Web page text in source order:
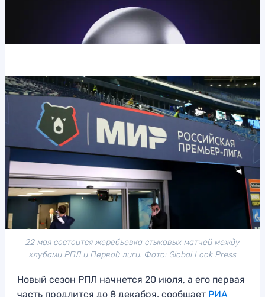
22 мая состоится жеребьевка стыковых матчей между
клубами РПЛ и Первой лиги. Фото: Global Look Press
Новый сезон РПЛ начнется 20 июля, а его первая
часть продлится до 8 декабря, сообщает РИА